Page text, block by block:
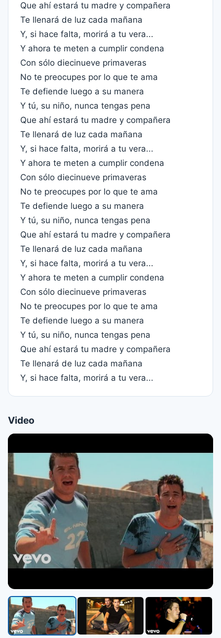
Que ahí estará tu madre y compañera
Te llenará de luz cada mañana
Y, si hace falta, morirá a tu vera...
Y ahora te meten a cumplir condena
Con sólo diecinueve primaveras
No te preocupes por lo que te ama
Te defiende luego a su manera
Y tú, su niño, nunca tengas pena
Que ahí estará tu madre y compañera
Te llenará de luz cada mañana
Y, si hace falta, morirá a tu vera...
Y ahora te meten a cumplir condena
Con sólo diecinueve primaveras
No te preocupes por lo que te ama
Te defiende luego a su manera
Y tú, su niño, nunca tengas pena
Que ahí estará tu madre y compañera
Te llenará de luz cada mañana
Y, si hace falta, morirá a tu vera...
Y ahora te meten a cumplir condena
Con sólo diecinueve primaveras
No te preocupes por lo que te ama
Te defiende luego a su manera
Y tú, su niño, nunca tengas pena
Que ahí estará tu madre y compañera
Te llenará de luz cada mañana
Y, si hace falta, morirá a tu vera...
Video
▶